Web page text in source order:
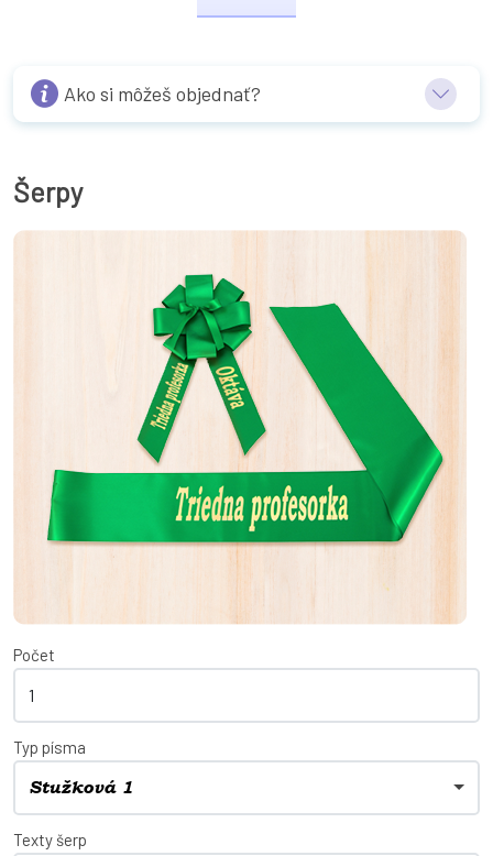
Ako si môžeš objednať?
Šerpy
Počet
Typ písma
Stužková 1
Texty šerp